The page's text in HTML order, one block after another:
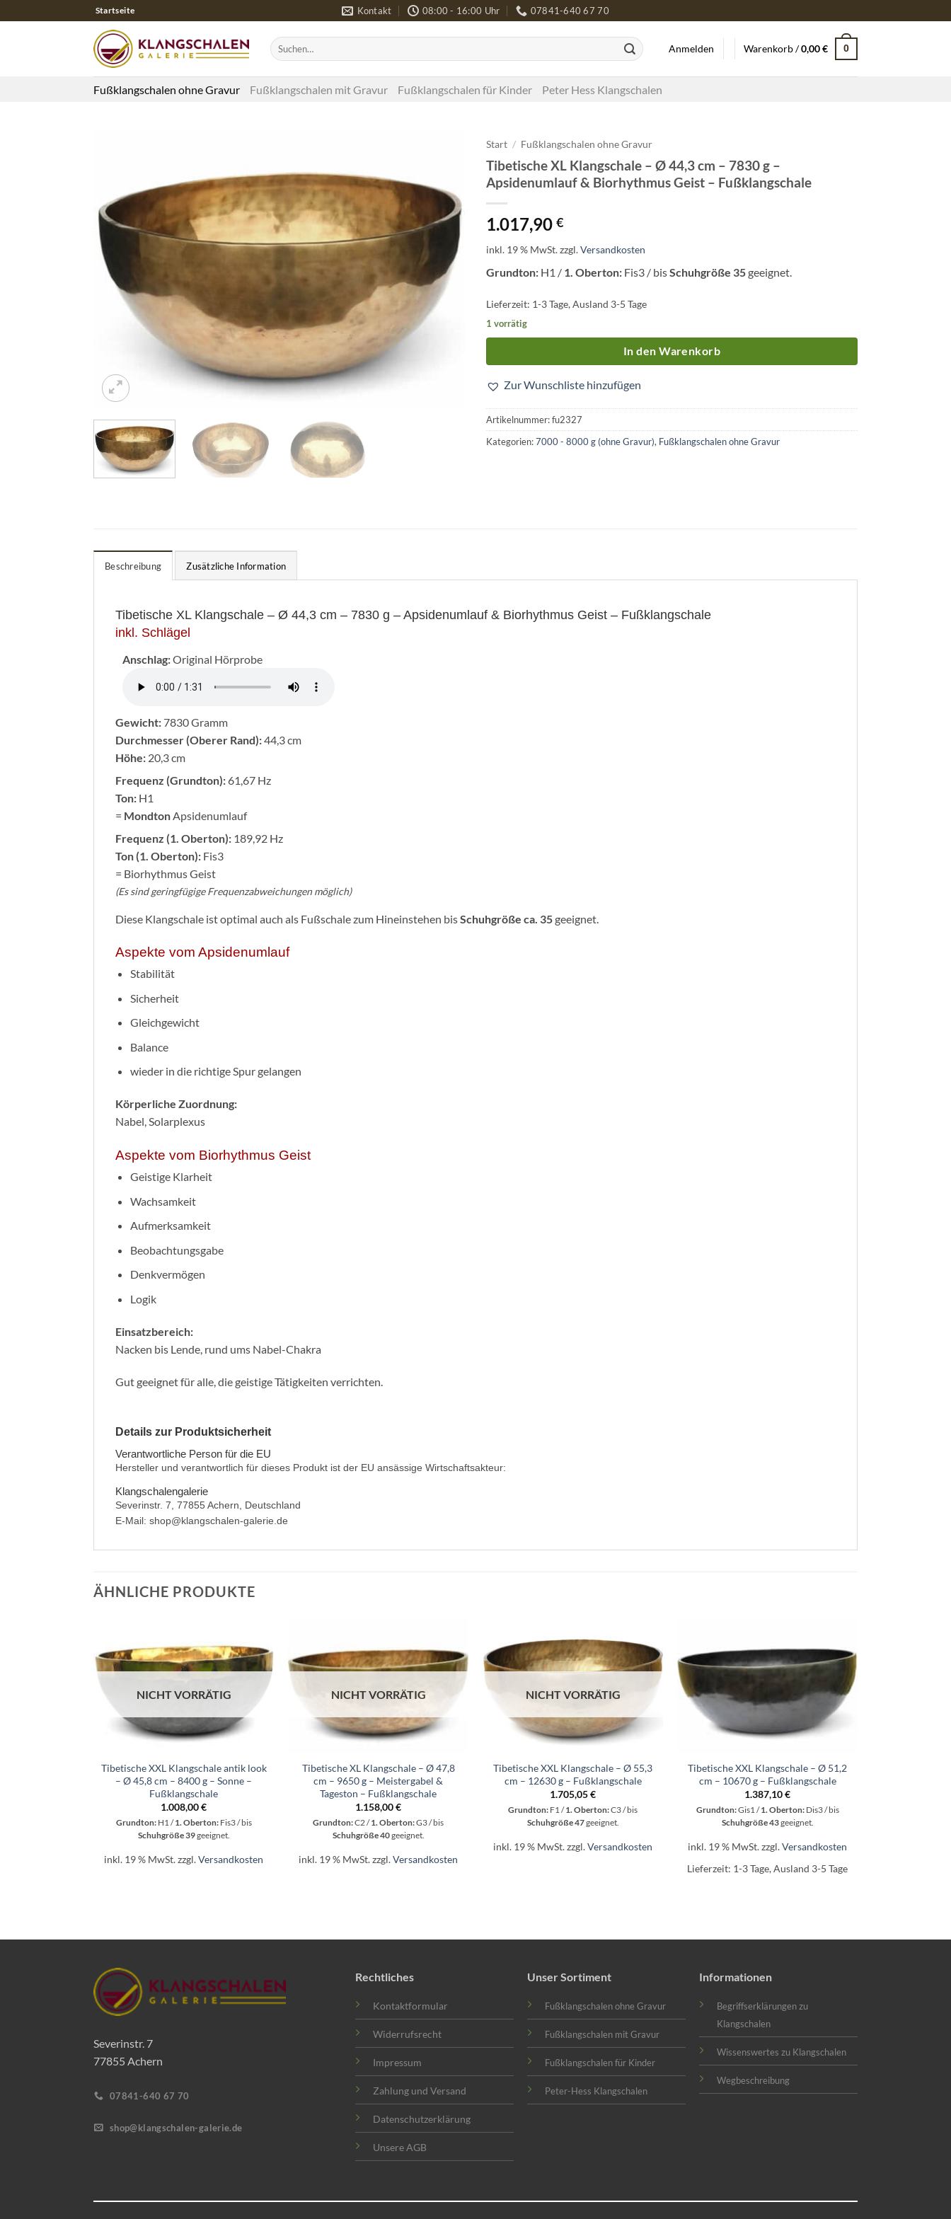
Inhalt
Startseite Kontakt 08:00 - 16:00 Uhr 07841-640 67 70
Suchen
nach:
Anmelden Warenkorb /0,00€ 0
Fußklangschalen ohne Gravur Fußklangschalen mit Gravur Fußklangschalen für Kinder Peter Hess Klangschalen
Start / Fußklangschalen ohne Gravur
Tibetische XL Klangschale – Ø 44,3 cm – 7830 g –
Apsidenumlauf & Biorhythmus Geist – Fußklangschale
1.017,90 €
inkl. 19 % MwSt.zzgl.Versandkosten
Grundton: H1 / 1. Oberton: Fis3 / bisSchuhgröße 35geeignet.
Lieferzeit: 1-3 Tage, Ausland 3-5 Tage
1 vorrätig
In den Warenkorb
Zur Wunschliste hinzufügen
Artikelnummer:fu2327
Kategorien:7000 - 8000 g (ohne Gravur), Fußklangschalen ohne Gravur
Beschreibung Zusätzliche Information
Tibetische XL Klangschale – Ø 44,3 cm – 7830 g – Apsidenumlauf & Biorhythmus Geist – Fußklangschale
inkl. Schlägel
Anschlag:Original Hörprobe
Gewicht: 7830 Gramm
Durchmesser (Oberer Rand):44,3 cm
Höhe: 20,3 cm
Frequenz (Grundton): 61,67 Hz
Ton: H1
= MondtonApsidenumlauf
Frequenz (1. Oberton): 189,92 Hz
Ton (1. Oberton): Fis3
= Biorhythmus Geist
(Es sind geringfügige Frequenzabweichungen möglich)
Diese Klangschale ist optimal auch als Fußschale zum Hineinstehen bisSchuhgröße ca. 35geeignet.
Aspekte vom Apsidenumlauf
Stabilität
Sicherheit
Gleichgewicht
Balance
wieder in die richtige Spur gelangen
Körperliche Zuordnung:
Nabel, Solarplexus
Aspekte vom Biorhythmus Geist
Geistige Klarheit
Wachsamkeit
Aufmerksamkeit
Beobachtungsgabe
Denkvermögen
Logik
Einsatzbereich:
Nacken bis Lende, rund ums Nabel-Chakra
Gut geeignet für alle, die geistige Tätigkeiten verrichten.
Details zur Produktsicherheit
Verantwortliche Person für die EU
Hersteller und verantwortlich für dieses Produkt ist der EU ansässige Wirtschaftsakteur:
Klangschalengalerie
Severinstr. 7, 77855 Achern, Deutschland
E-Mail: shop@klangschalen-galerie.de
ÄHNLICHE PRODUKTE
NICHT VORRÄTIG
Tibetische XXL Klangschale antik look
– Ø 45,8 cm – 8400 g – Sonne –
Fußklangschale
1.008,00€
Grundton:H1 /1. Oberton:Fis3 / bis
Schuhgröße 39geeignet.
inkl. 19 % MwSt.zzgl.Versandkosten
NICHT VORRÄTIG
Tibetische XL Klangschale – Ø 47,8
cm – 9650 g – Meistergabel &
Tageston – Fußklangschale
1.158,00€
Grundton:C2 /1. Oberton:G3 / bis
Schuhgröße 40geeignet.
inkl. 19 % MwSt.zzgl.Versandkosten
NICHT VORRÄTIG
Tibetische XXL Klangschale – Ø 55,3
cm – 12630 g – Fußklangschale
1.705,05€
Grundton: F1 /1. Oberton:C3 / bis
Schuhgröße 47geeignet.
inkl. 19 % MwSt.zzgl.Versandkosten
Tibetische XXL Klangschale – Ø 51,2
cm – 10670 g – Fußklangschale
1.387,10€
Grundton:Gis1 /1. Oberton:Dis3 / bis
Schuhgröße 43geeignet.
inkl. 19 % MwSt.zzgl.Versandkosten
Lieferzeit: 1-3 Tage, Ausland 3-5 Tage
Severinstr. 7
77855 Achern
07841-640 67 70
shop@klangschalen-galerie.de
Rechtliches
Kontaktformular
Widerrufsrecht
Impressum
Zahlung und Versand
Datenschutzerklärung
Unsere AGB
Unser Sortiment
Fußklangschalen ohne Gravur
Fußklangschalen mit Gravur
Fußklangschalen für Kinder
Peter-Hess Klangschalen
Informationen
Begriffserklärungen zu
Klangschalen
Wissenswertes zu Klangschalen
Wegbeschreibung